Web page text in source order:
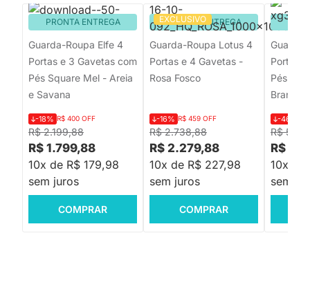
PRONTA ENTREGA
Guarda-Roupa Elfe 4
Portas e 3 Gavetas com
Pés Square Mel - Areia
e Savana
R$ 2.199,88
-18% R$ 400 OFF
R$ 1.799,88
10x de R$ 179,98
sem juros
COMPRAR
EXCLUSIVO
PRONTA ENTREGA
Guarda-Roupa Lotus 4
Portas e 4 Gavetas -
Rosa Fosco
R$ 2.738,88
-16% R$ 459 OFF
R$ 2.279,88
10x de R$ 227,98
sem juros
COMPRAR
Portas
Pés
Branco
R$
-46%
R$
10x de
sem